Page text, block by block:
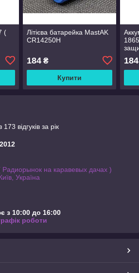
(
Літієва батарейка MastAK
CR14250H
184₴
Купити
184
відгуків за рік
Радиорынок на каравевых дачах )
Україна
з 10:00 до 16:00
роботи